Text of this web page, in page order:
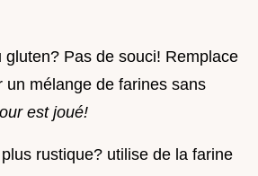
gluten? Pas de souci! Remplace
un mélange de farines sans
est joué!
rustique? utilise de la farine